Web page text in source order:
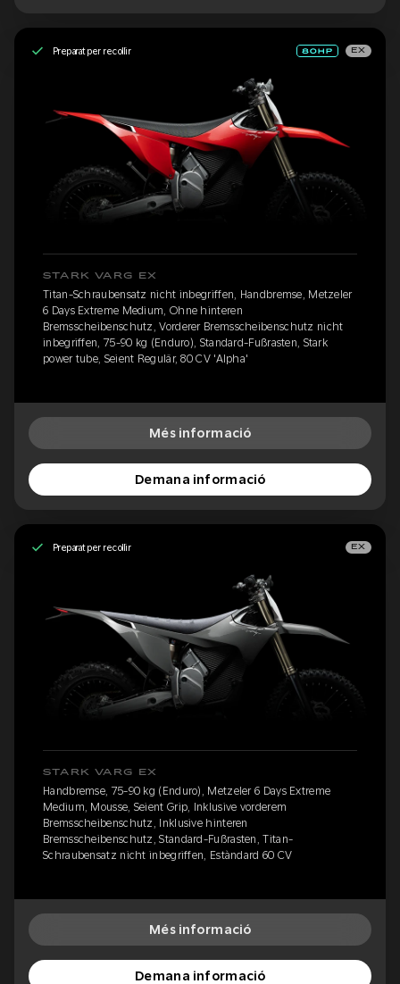
Preparat per recollir EX
STARK VARG EX
Titan-Schraubensatz nicht inbegriffen, Handbremse, Metzeler
6 Days Extreme Medium, Ohne hinteren
Bremsscheibenschutz, Vorderer Bremsscheibenschutz nicht
inbegriffen, 75-90 kg (Enduro), Standard-Fußrasten, Stark
power tube, Seient Regulär, 80 CV 'Alpha'
Més informació
Demana informació
Preparat per recollir EX
STARK VARG EX
Handbremse, 75-90 kg (Enduro), Metzeler 6 Days Extreme
Medium, Mousse, Seient Grip, Inklusive vorderem
Bremsscheibenschutz, Inklusive hinteren
Bremsscheibenschutz, Standard-Fußrasten, Titan-
Schraubensatz nicht inbegriffen, Estàndard 60 CV
Més informació
Demana informació